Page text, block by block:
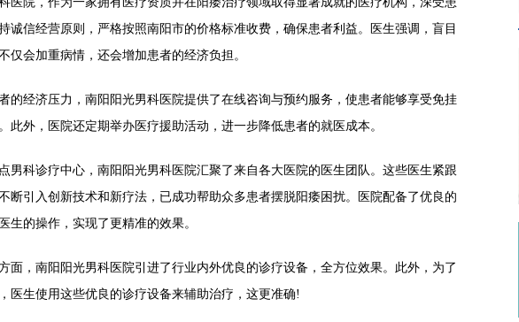
诚信经营原则，严格按照南阳市的价格标准收费，确保患者利益。医生强调，盲目
仅会加重病情，还会增加患者的经济负担。
经济压力，南阳阳光男科医院提供了在线咨询与预约服务，使患者能够享受免挂
此外，医院还定期举办医疗援助活动，进一步降低患者的就医成本。
科诊疗中心，南阳阳光男科医院汇聚了来自各大医院的医生团队。这些医生紧跟
断引入创新技术和新疗法，已成功帮助众多患者摆脱阳痿困扰。医院配备了优良的
生的操作，实现了更精准的效果。
，南阳阳光男科医院引进了行业内外优良的诊疗设备，全方位效果。此外，为了
医生使用这些优良的诊疗设备来辅助治疗，这更准确!